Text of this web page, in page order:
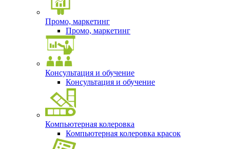
Промо, маркетинг
Промо, маркетинг
Консультация и обучение
Консультация и обучение
Компьютерная колеровка
Компьютерная колеровка красок